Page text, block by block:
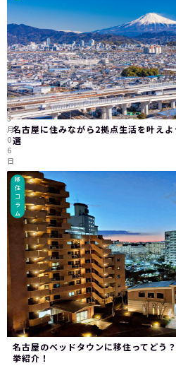
名古屋に住みながら2拠点生活を叶え
選
移
住
コ
ラ
ム
名古屋のベッドタウンに移住ってどう
挙紹介！
2
0
2
3
年
0
3
月
0
6
日